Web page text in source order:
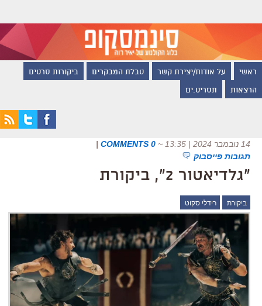
ראשי על אודות/יצירת קשר טבלת המבקרים ביקורות סרטים
הרצאות תסריט.ים
14 נובמבר 2024 | 13:35 ~
0 COMMENTS
|
תגובות פייסבוק
"גלדיאטור 2", ביקורת
ביקורת רידלי סקוט